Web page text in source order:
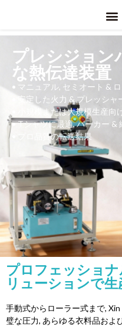
プレシジョン
な熱伝達装置
• マニュアル, セミオート &
安定した火力 & プレッシャ
小規模または大規模生産向
•Tシャツに最適, パーカー &
プロ品質の転送結果
プロフェッショ
リューションで
手動式からローラー式まで,
璧な圧力, あらゆる衣料品およ